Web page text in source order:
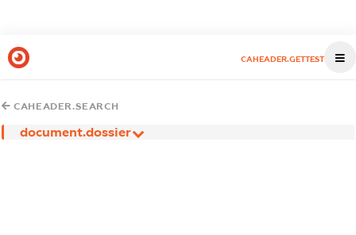
CAHEADER.GETTEST
CAHEADER.SEARCH
document.dossier